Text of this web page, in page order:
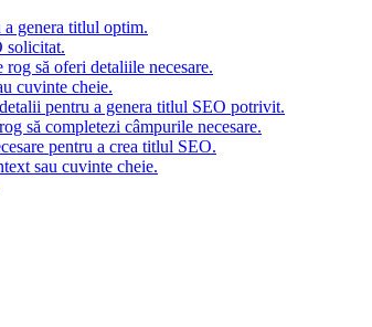
genera titlul optim.
solicitat.
să oferi detaliile necesare.
cuvinte cheie.
pentru a genera titlul SEO potrivit.
să completezi câmpurile necesare.
pentru a crea titlul SEO.
sau cuvinte cheie.